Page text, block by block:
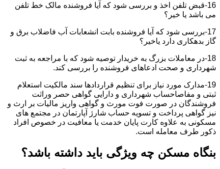
16-قبض تلفن اخذ و بررسی شود که آیا فروشنده مالک خط تلفن
می باشد یا خیر؟
17-بررسی شود که آیا فروشنده بابت انشعابات آب فاضلاب برق و
گاز بدهکاری دارد یاخیر؟
18-در معاملات بزرگ به خریدار توصیه شود که با مراجعه به ثبت
شهرداری و صحت ادعاهای فروشنده را بررسی کند.
19-مدارک مورد نیاز برای تنظیم قراردادها سند مالکیت استعلام
ثبتی و مفاصاحساب شهرداری و دارایی گواهی حصر وراثت
فروشندگان در صورت فوت مورث و گواهی واریز مالیات بر ارث و
نیز گواهی پرداخت و تسویه حساب شارژ آپارتمان در مجتمع های
مسکونی به علاوه کارت پایان خدمت یا معافیت در خصوص افراد
ذکور طرف معامله است.
بنگاه مسکن چه ویژگی باید داشته باشد؟